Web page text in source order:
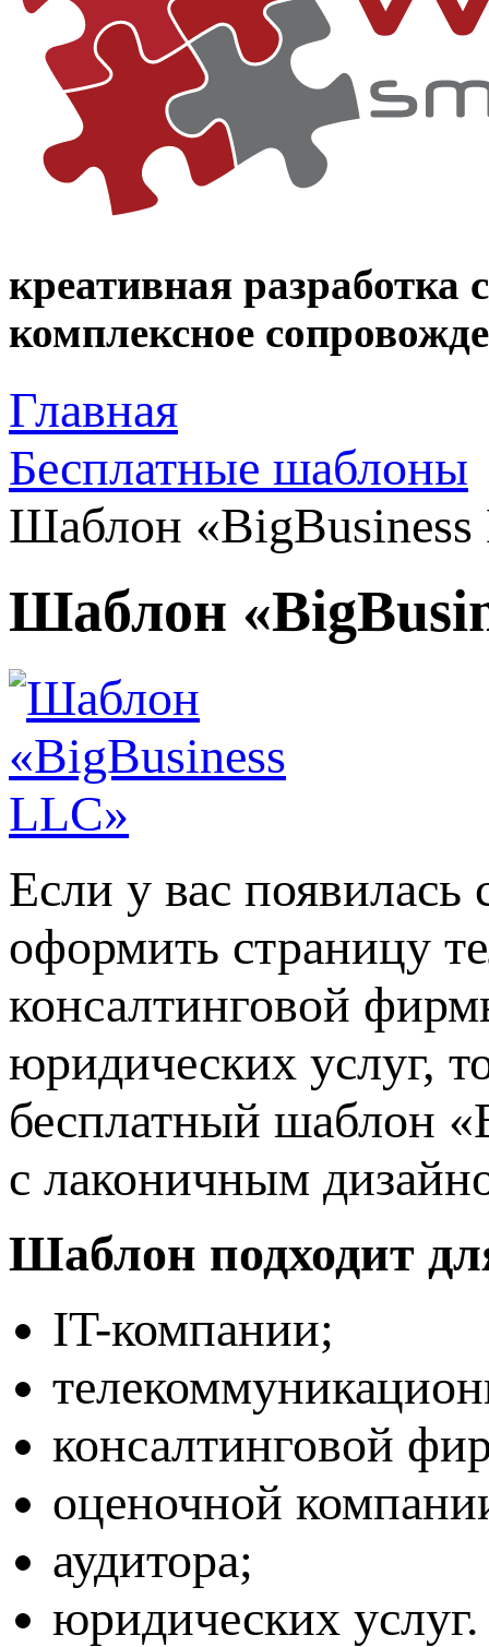
креативная разработка
комплексное
Главная
Бесплатные шаблоны
Шаблон
Шаблон
Если у вас появилась
оформить страницу
консалтинговой
юридических услуг,
бесплатный шаблон
с лаконичным
Шаблон подходит
IT-компании;
консалтинговой
оценочной
аудитора;
юридических услуг.